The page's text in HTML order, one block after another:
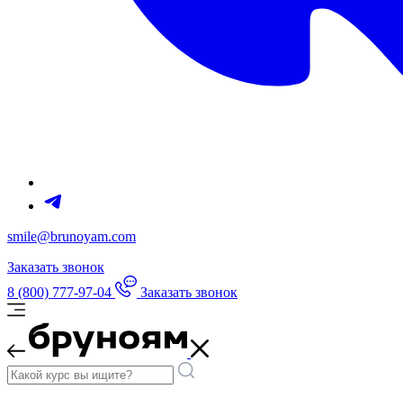
smile@brunoyam.com
Заказать звонок
8 (800) 777-97-04
Заказать звонок